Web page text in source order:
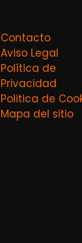
Contacto
Aviso Legal
Política de
Privacidad
Politica de
Mapa del sitio